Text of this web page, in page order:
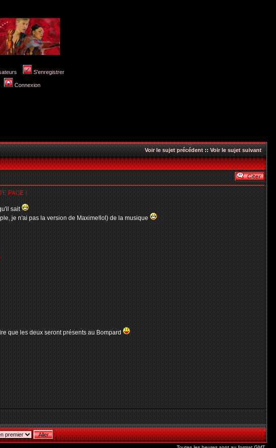
S'enregistrer
Connexion
Voir le sujet précédent::Voir le sujet suivant
PAGE !
sait
je n'ai pas la version de Maxime!lol) de la musique
que les deux seront présents au Bompard